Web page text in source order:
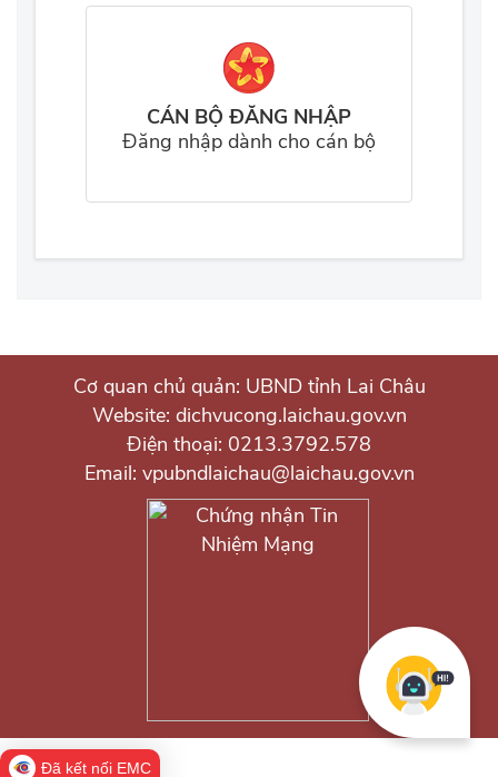
CÁN BỘ ĐĂNG NHẬP
Đăng nhập dành cho cán bộ
Cơ quan chủ quản: UBND tỉnh Lai Châu
Website: dichvucong.laichau.gov.vn
Điện thoại: 0213.3792.578
Email: vpubndlaichau@laichau.gov.vn
Đã kết nối EMC